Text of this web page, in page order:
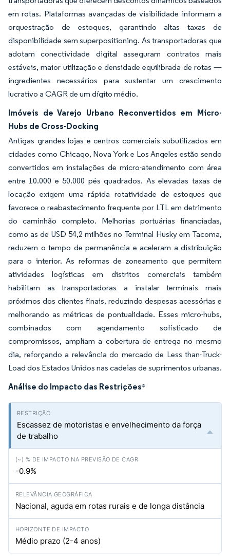
em rotas. Plataformas avançadas de visibilidade informam a
orquestração de estoques, garantindo altas taxas de
disponibilidade sem superpositioning. As transportadoras que
adotam conectividade digital asseguram contratos mais
estáveis, maior utilização e densidade equilibrada de rotas —
ingredientes necessários para sustentar um crescimento
lucrativo a CAGR de um dígito médio.
Imóveis de Varejo Urbano Reconvertidos em Micro-
Hubs de Cross-Docking
Antigas grandes lojas e centros comerciais subutilizados em
cidades como Chicago, Nova York e Los Angeles estão sendo
convertidos em instalações de micro-atendimento com área
entre 10.000 e 50.000 pés quadrados. As elevadas taxas de
locação exigem uma rápida rotatividade de estoques que
favorece o reabastecimento frequente por LTL em detrimento
do caminhão completo. Melhorias portuárias financiadas,
como as de USD 54,2 milhões no Terminal Husky em Tacoma,
reduzem o tempo de permanência e aceleram a distribuição
para o interior. As reformas de zoneamento que permitem
atividades logísticas em distritos comerciais também
habilitam as transportadoras a instalar terminais mais
próximos dos clientes finais, reduzindo despesas acessórias e
melhorando as métricas de pontualidade. Esses micro-hubs,
combinados com agendamento sofisticado de
compromissos, ampliam a cobertura de entrega no mesmo
dia, reforçando a relevância do mercado de Less than-Truck-
Load dos Estados Unidos nas cadeias de suprimentos urbanas.
Análise do Impacto das Restrições*
Escassez de motoristas e envelhecimento da força
de trabalho
-0.9%
Nacional, aguda em rotas rurais e de longa distância
Médio prazo (2-4 anos)